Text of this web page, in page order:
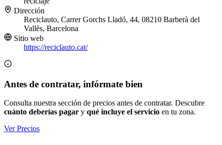
Dirección
Reciclauto, Carrer Gorchs Lladó, 44, 08210 Barberà del
Vallès, Barcelona
Sitio web
https://reciclauto.cat/
Antes de contratar, infórmate bien
Consulta nuestra sección de precios antes de contratar. Descubre
cuánto deberías pagar y qué incluye el servicio en tu zona.
Ver Precios